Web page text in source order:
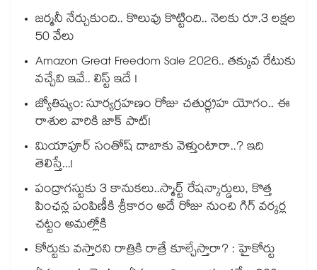
జర్మనీ నేర్చుకుంది.. కొలువు కొట్టింది.. నెలకు రూ.3 లక్షల
50 వేలు
Amazon Great Freedom Sale 2026.. తక్కువ రేటుకు
వచ్చేవి ఇవే.. లిస్ట్ ఇదే !
జ్యోతిష్యం: సూర్యగ్రహణం రోజు చతుర్గ్రహ యోగం.. ఈ
రాశుల వారికి జాక్ పాట్!
మియాపూర్ సంతోష్ దాబాకు వెళ్తుంటారా..? ఇది
తెలిస్తే...!
పంద్రాగస్టుకు 3 కానుకలు..స్మార్ట్ రేషన్కార్డులు, కొత్త
పింఛన్ల పంపిణీకి శ్రీకారం అదే రోజు నుంచి గిగ్ వర్కర్ల
చట్టం అమల్లోకి
కోర్టుకు వస్తారని రాత్రికి రాత్రే కూల్చేస్తారా? : హైకోర్టు